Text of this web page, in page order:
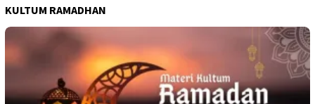
KULTUM RAMADHAN